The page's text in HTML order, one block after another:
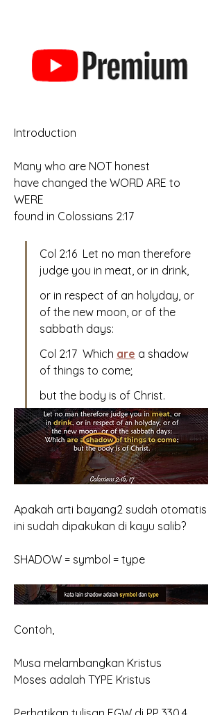
Introduction
Many who are NOT honest
have changed the WORD ARE to
WERE
found in Colossians 2:17
Col 2:16  Let no man therefore
judge you in meat, or in drink,
or in respect of an holyday, or
of the new moon, or of the
sabbath days:
Col 2:17  Which are a shadow
of things to come;
but the body is of Christ.
Apakah arti bayang2 sudah otomatis
ini sudah dipakukan di kayu salib?
SHADOW = symbol = type
Contoh,
Musa melambangkan Kristus
Moses adalah TYPE Kristus